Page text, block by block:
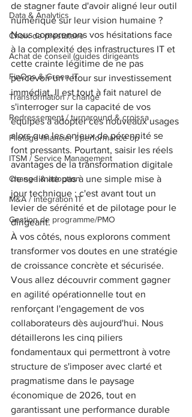
Data & Analytics
Choix de prestataire
Achat de conseil (guides dirigeants
FinOps & Green IT
Transformation / change
Redressement / turnaround & croissa
Pilotage financier / performance op
ITSM / Service Management
Change & adoption
M&A / intégration IT
Gestion de programme/PMO
de stagner faute d'avoir aligné leur outil
numérique sur leur vision humaine ?
Nous comprenons vos hésitations face
à la complexité des infrastructures IT et
cette crainte légitime de ne pas
percevoir un retour sur investissement
immédiat. Il est tout à fait naturel de
s'interroger sur la capacité de vos
équipes à adopter ces nouveaux usages
alors que les enjeux de pérennité se
font pressants. Pourtant, saisir les réels
avantages de la transformation digitale
ne se limite pas à une simple mise à
jour technique ; c'est avant tout un
levier de sérénité et de pilotage pour le
dirigeant.
À vos côtés, nous explorons comment
transformer vos doutes en une stratégie
de croissance concrète et sécurisée.
Vous allez découvrir comment gagner
en agilité opérationnelle tout en
renforçant l'engagement de vos
collaborateurs dès aujourd'hui. Nous
détaillerons les cinq piliers
fondamentaux qui permettront à votre
structure de s'imposer avec clarté et
pragmatisme dans le paysage
économique de 2026, tout en
garantissant une performance durable